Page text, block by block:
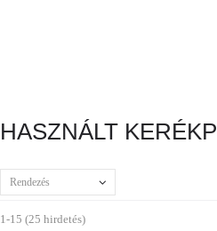
HASZNÁLT
Rendezés
1-15 (25 hirdetés)